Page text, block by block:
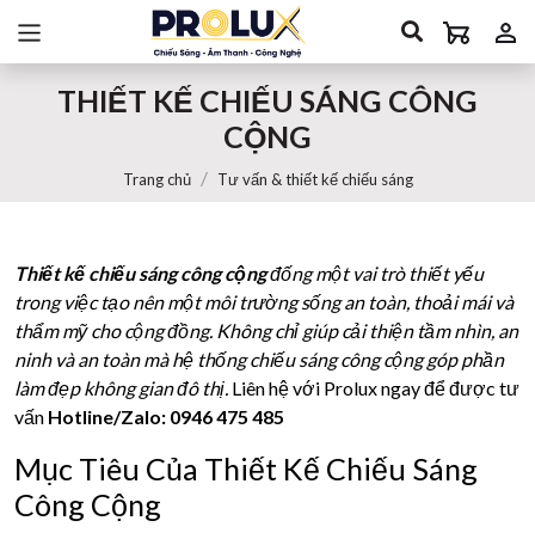
THIẾT KẾ CHIẾU SÁNG CÔNG
CỘNG
Trang chủ Tư vấn & thiết kế chiếu sáng
Thiết kế chiếu sáng công cộngđống một vai trò thiết yếu
trong việc tạo nên một môi trường sống an toàn, thoải mái và
thẩm mỹ cho cộng đồng. Không chỉ giúp cải thiện tầm nhìn, an
ninh và an toàn mà hệ thống chiếu sáng công cộng góp phần
làm đẹp không gian đô thị. Liên hệ với Prolux ngay để được tư
vấn Hotline/Zalo: 0946 475 485
Mục Tiêu Của Thiết Kế Chiếu Sáng
Công Cộng